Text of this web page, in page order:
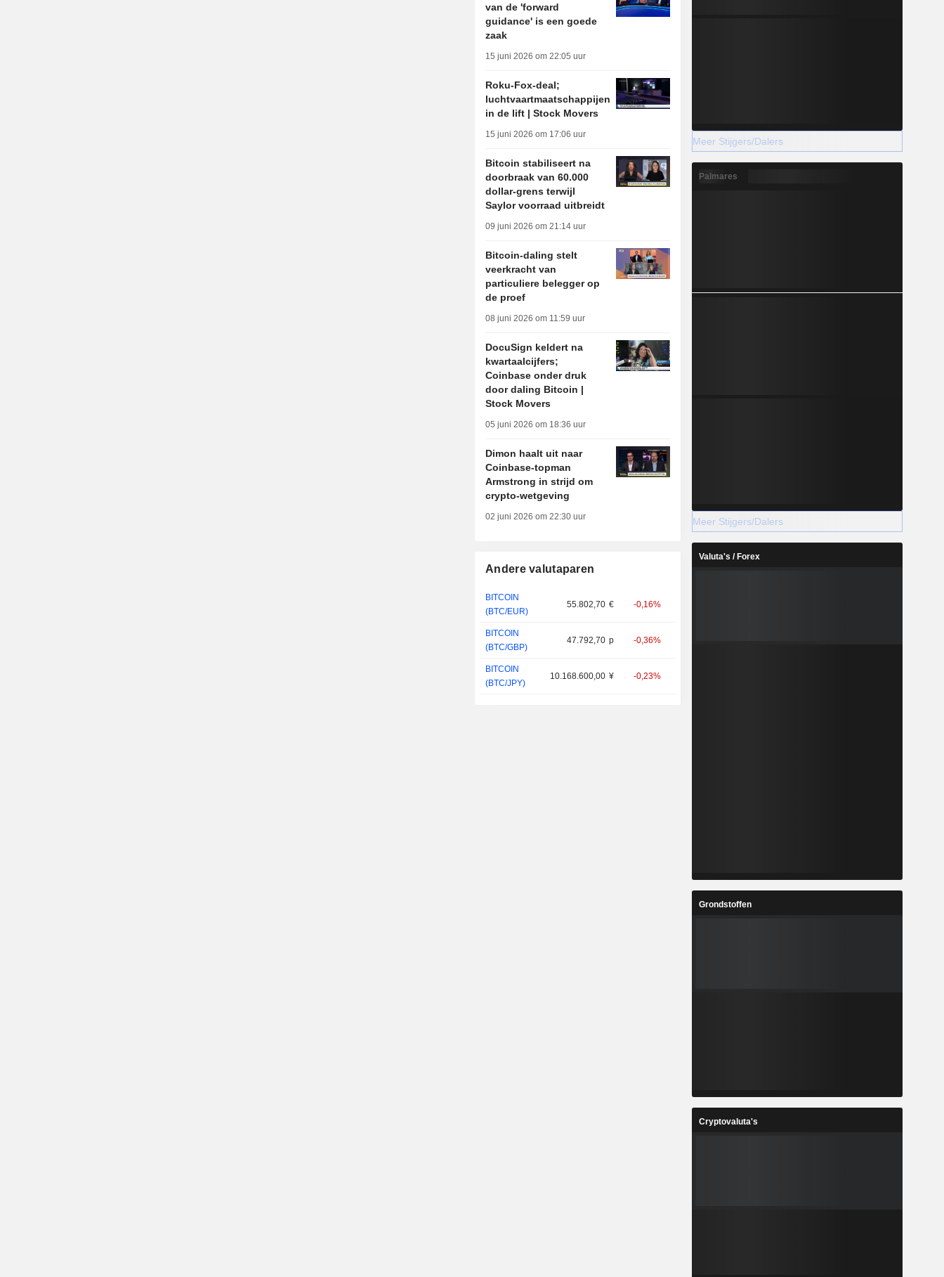
van de 'forward
guidance' is een goede
zaak
15 juni 2026 om 22:05 uur
Roku-Fox-deal;
luchtvaartmaatschappijen
in de lift | Stock Movers
15 juni 2026 om 17:06 uur
Bitcoin stabiliseert na
doorbraak van 60.000
dollar-grens terwijl
Saylor voorraad uitbreidt
09 juni 2026 om 21:14 uur
Bitcoin-daling stelt
veerkracht van
particuliere belegger op
de proef
08 juni 2026 om 11:59 uur
DocuSign keldert na
kwartaalcijfers;
Coinbase onder druk
door daling Bitcoin |
Stock Movers
05 juni 2026 om 18:36 uur
Dimon haalt uit naar
Coinbase-topman
Armstrong in strijd om
crypto-wetgeving
02 juni 2026 om 22:30 uur
Andere valutaparen
BITCOIN
(BTC/EUR)
55.802,70 € -0,16%
BITCOIN
(BTC/GBP)
47.792,70 p -0,36%
BITCOIN
(BTC/JPY)
10.168.600,00 ¥ -0,23%
Meer Stijgers/Dalers
Palmares
Meer Stijgers/Dalers
Valuta's / Forex
Grondstoffen
Cryptovaluta's